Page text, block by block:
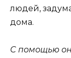
людей,
дома.
С помощью